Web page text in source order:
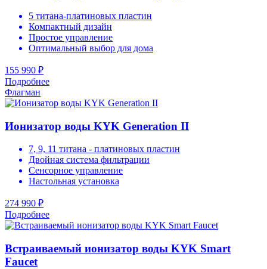
5 титана-платиновых пластин
Компактный дизайн
Простое управление
Оптимальный выбор для дома
155 990 ₽
Подробнее
Флагман
Ионизатор воды KYK Generation II
7, 9, 11 титана - платиновых пластин
Двойная система фильтрации
Сенсорное управление
Настольная установка
274 990 ₽
Подробнее
Встраиваемый ионизатор воды KYK Smart
Faucet